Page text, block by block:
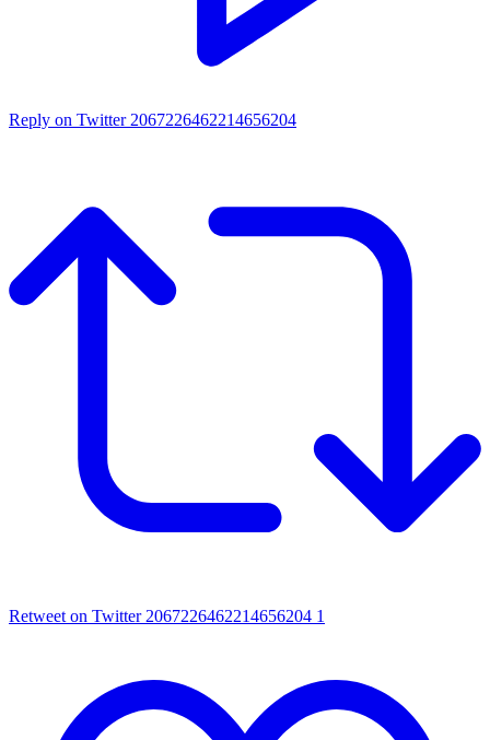
Reply on Twitter 2067226462214656204
Retweet on Twitter 2067226462214656204 1